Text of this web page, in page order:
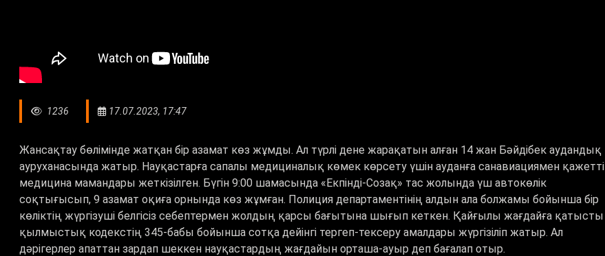
1236 17.07.2023, 17:47
Жансақтау бөлімінде жатқан бір азамат көз жұмды. Ал түрлі дене жарақатын алған 14 жан Бәйдібек аудандық
ауруханасында жатыр. Науқастарға сапалы медициналық көмек көрсету үшін ауданға санавиациямен қажетті
медицина мамандары жеткізілген. Бүгін 9:00 шамасында «Екпінді-Созақ» тас жолында үш автокөлік
соқтығысып, 9 азамат оқиға орнында көз жұмған. Полиция департаментінің алдын ала болжамы бойынша бір
көліктің жүргізуші белгісіз себептермен жолдың қарсы бағытына шығып кеткен. Қайғылы жағдайға қатысты
қылмыстық кодекстің 345-бабы бойынша сотқа дейінгі тергеп-тексеру амалдары жүргізіліп жатыр. Ал
дәрігерлер апаттан зардап шеккен науқастардың жағдайын орташа-ауыр деп бағалап отыр.